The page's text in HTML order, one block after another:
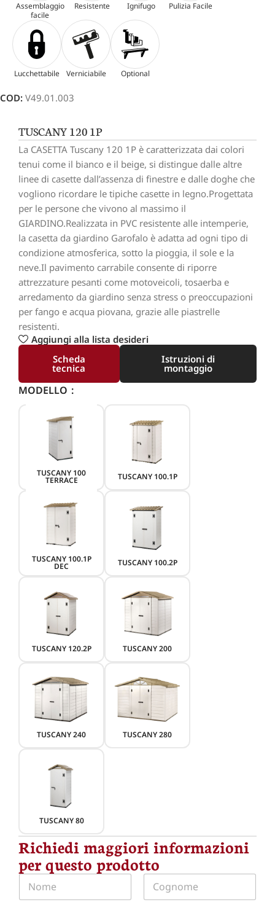
Assemblaggio
facile
Resistente Ignifugo Pulizia Facile
Lucchettabile Verniciabile Optional
COD: V49.01.003
TUSCANY 120 1P
La CASETTA Tuscany 120 1P è caratterizzata dai colori
tenui come il bianco e il beige, si distingue dalle altre
linee di casette dall’assenza di finestre e dalle doghe che
vogliono ricordare le tipiche casette in legno.Progettata
per le persone che vivono al massimo il
GIARDINO.Realizzata in PVC resistente alle intemperie,
la casetta da giardino Garofalo è adatta ad ogni tipo di
condizione atmosferica, sotto la pioggia, il sole e la
neve.Il pavimento carrabile consente di riporre
attrezzature pesanti come motoveicoli, tosaerba e
arredamento da giardino senza stress o preoccupazioni
per fango e acqua piovana, grazie alle piastrelle
resistenti.
Aggiungi alla lista desideri
Scheda
tecnica
Istruzioni di
montaggio
MODELLO
TUSCANY 100
TERRACE TUSCANY 100.1P
TUSCANY 100.1P
DEC TUSCANY 100.2P
TUSCANY 120.2P TUSCANY 200
TUSCANY 240 TUSCANY 280
TUSCANY 80
Richiedi maggiori informazioni
per questo prodotto
N
m